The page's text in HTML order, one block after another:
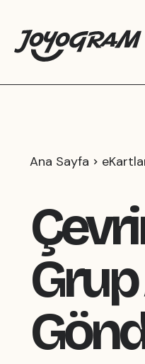
Ana Sayfa